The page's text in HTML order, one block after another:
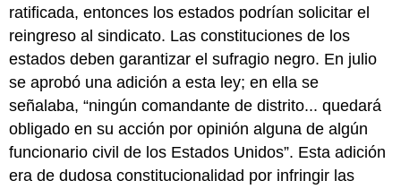
ratificada, entonces los estados podrían solicitar el
reingreso al sindicato. Las constituciones de los
estados deben garantizar el sufragio negro. En julio
se aprobó una adición a esta ley; en ella se
señalaba, “ningún comandante de distrito... quedará
obligado en su acción por opinión alguna de algún
funcionario civil de los Estados Unidos”. Esta adición
era de dudosa constitucionalidad por infringir las